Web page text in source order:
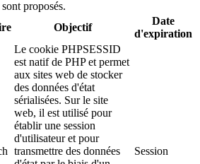
proposés.
Objectif
Date
d'expiration
Le cookie PHPSESSID
est natif de PHP et permet
aux sites web de stocker
des données d'état
sérialisées. Sur le site
web, il est utilisé pour
établir une session
d'utilisateur et pour
transmettre des données
Session